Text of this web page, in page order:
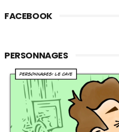
FACEBOOK
PERSONNAGES